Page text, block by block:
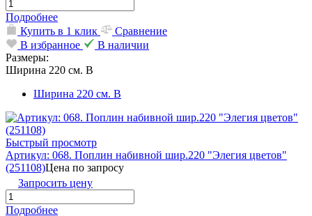
Подробнее
Купить в 1 клик
Сравнение
В избранное
В наличии
Размеры:
Ширина 220 см. В
Ширина 220 см. В
Быстрый просмотр
Артикул: 068. Поплин набивной шир.220 "Элегия цветов"
(251108)Цена по запросу
Запросить цену
Подробнее